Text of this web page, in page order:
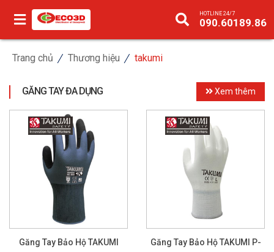
HOTLINE 24/7
090.60189.86
Trang chủ Thương hiệu takumi
GĂNG TAY ĐA DỤNG Xem thêm
Găng Tay Bảo Hộ TAKUMI
Găng Tay Bảo Hộ TAKUMI P-